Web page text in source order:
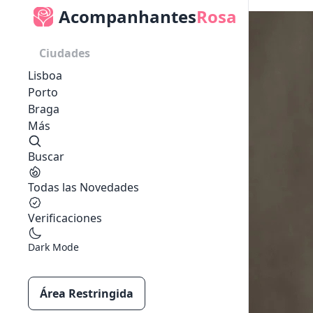
AcompanhantesRosa
Ciudades
Lisboa
Porto
Braga
Más
Buscar
Todas las Novedades
Verificaciones
Dark Mode
Área Restringida